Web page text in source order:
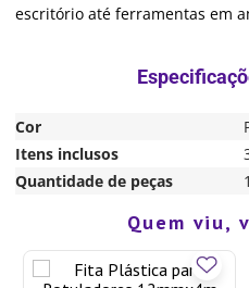
escritório até ferramentas em
Cor
Itens inclusos
Quantidade de peças
Quem viu,